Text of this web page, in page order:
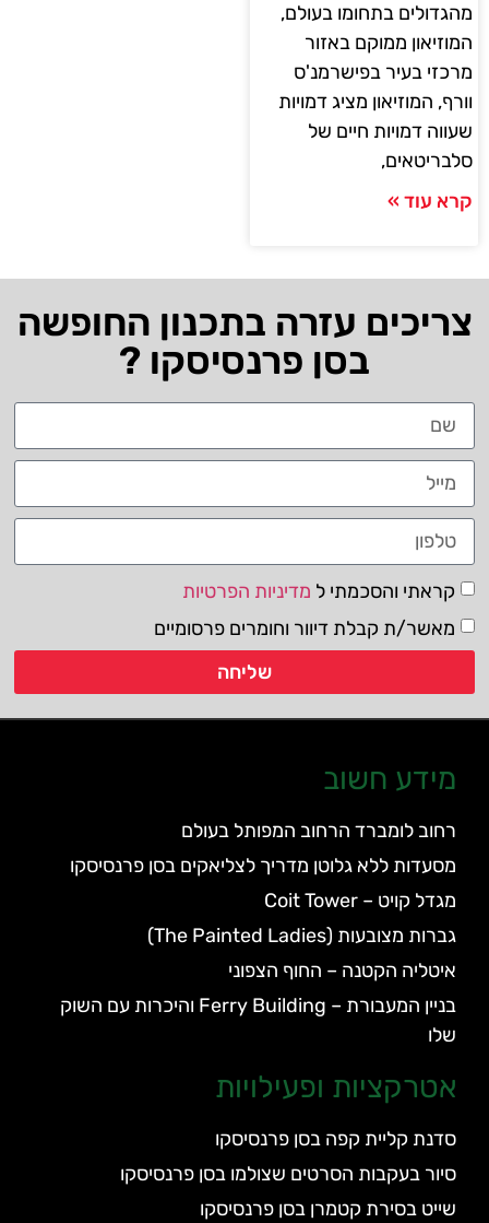
מהגדולים בתחומו בעולם,
המוזיאון ממוקם באזור
מרכזי בעיר בפישרמנ'ס
וורף, המוזיאון מציג דמויות
שעווה דמויות חיים של
סלבריטאים,
קרא עוד »
צריכים עזרה בתכנון החופשה
בסן פרנסיסקו ?
קראתי והסכמתי ל מדיניות הפרטיות
מאשר/ת קבלת דיוור וחומרים פרסומיים
שליחה
מידע חשוב
רחוב לומברד הרחוב המפותל בעולם
מסעדות ללא גלוטן מדריך לצליאקים בסן פרנסיסקו
מגדל קויט – Coit Tower
גברות מצובעות (The Painted Ladies)
איטליה הקטנה – החוף הצפוני
בניין המעבורת – Ferry Building והיכרות עם השוק
שלו
אטרקציות ופעילויות
סדנת קליית קפה בסן פרנסיסקו
סיור בעקבות הסרטים שצולמו בסן פרנסיסקו
שייט בסירת קטמרן בסן פרנסיסקו